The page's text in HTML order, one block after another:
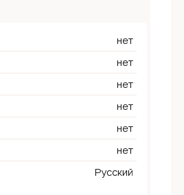
нет
нет
нет
нет
нет
нет
Русский